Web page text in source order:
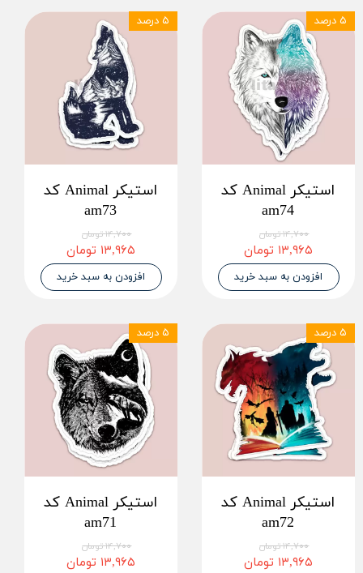
استیکر Animal کد
am74
۱۴,۷۰۰ تومان
۱۳,۹۶۵ تومان
افزودن به سبد خرید
۵ درصد
استیکر Animal کد
am73
۱۴,۷۰۰ تومان
۱۳,۹۶۵ تومان
افزودن به سبد خرید
۵ درصد
استیکر Animal کد
am72
۱۴,۷۰۰ تومان
۱۳,۹۶۵ تومان
۵ درصد
استیکر Animal کد
am71
۱۴,۷۰۰ تومان
۱۳,۹۶۵ تومان
۵ درصد